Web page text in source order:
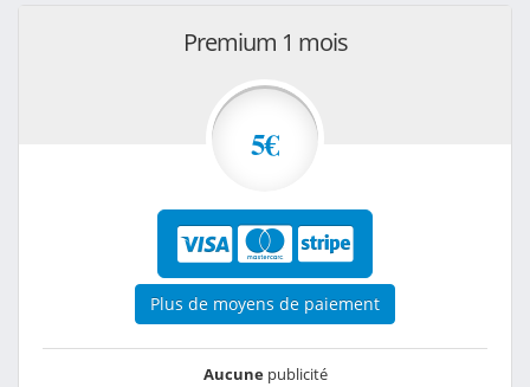
Premium 1 mois
5€
Plus de moyens de paiement
Aucunepublicité